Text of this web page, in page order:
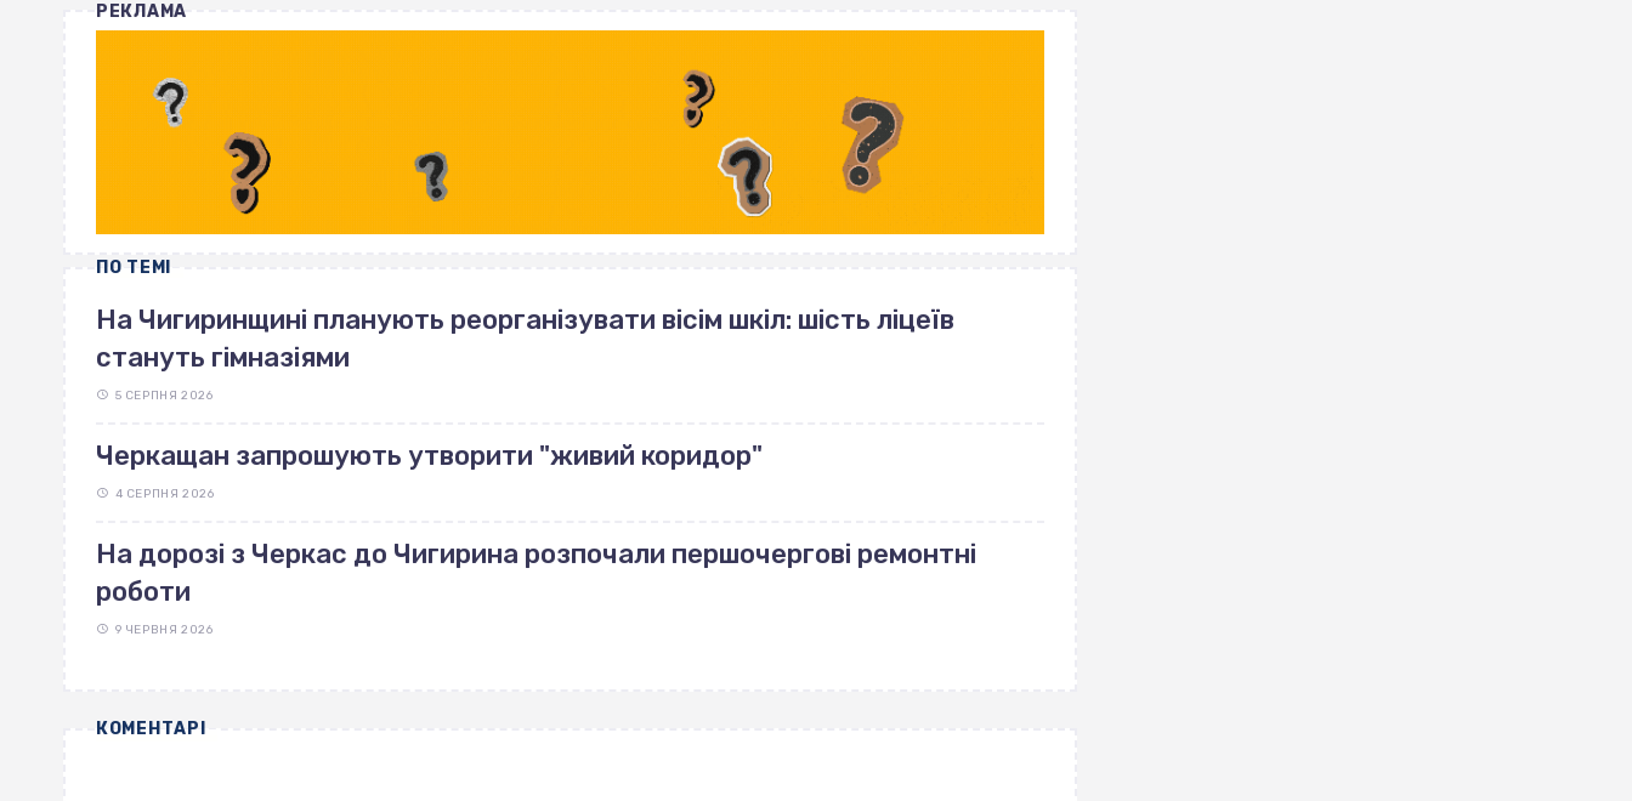
РЕКЛАМА
ПО ТЕМІ
На Чигиринщині планують реорганізувати вісім шкіл: шість ліцеїв
стануть гімназіями
5 СЕРПНЯ 2026
Черкащан запрошують утворити "живий коридор"
4 СЕРПНЯ 2026
На дорозі з Черкас до Чигирина розпочали першочергові ремонтні
роботи
9 ЧЕРВНЯ 2026
КОМЕНТАРІ